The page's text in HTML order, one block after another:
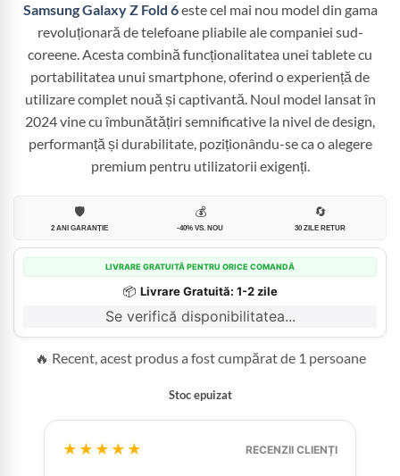
Samsung Galaxy Z Fold 6este cel mai nou model din gama
revoluționară de telefoane pliabile ale companiei sud-
coreene. Acesta combină funcționalitatea unei tablete cu
portabilitatea unui smartphone, oferind o experiență de
utilizare complet nouă și captivantă. Noul model lansat în
2024 vine cu îmbunătățiri semnificative la nivel de design,
performanță și durabilitate, poziționându-se ca o alegere
premium pentru utilizatorii exigenți.
🛡️
2 ANI GARANȚIE
💰
-40% VS. NOU
🔄
30 ZILE RETUR
LIVRARE GRATUITĂ PENTRU ORICE COMANDĂ
📦 Livrare Gratuită: 1-2 zile
Se verifică disponibilitatea...
🔥 Recent, acest produs a fost cumpărat de 1 persoane
Stoc epuizat
★★★★★ RECENZII CLIENȚI